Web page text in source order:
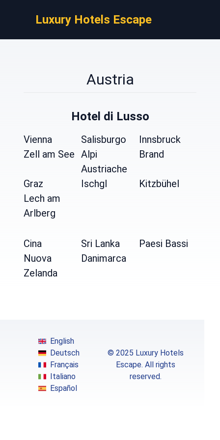
Luxury Hotels Escape
Austria
Hotel di Lusso
Vienna Salisburgo
Innsbruck
Zell am See Alpi
Austriache
Brand
Graz Ischgl
Kitzbühel
Lech am
Arlberg
Cina Sri Lanka
Paesi Bassi
Nuova
Zelanda
Danimarca
English
Deutsch
Français
Italiano
Español
© 2025 Luxury Hotels
Escape. All rights
reserved.